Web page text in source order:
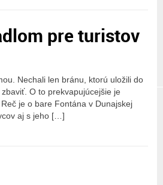
pre turistov
Nechali len bránu, ktorú uložili do
O to prekvapujúcejšie je
je o bare Fontána v Dunajskej
aj s jeho […]